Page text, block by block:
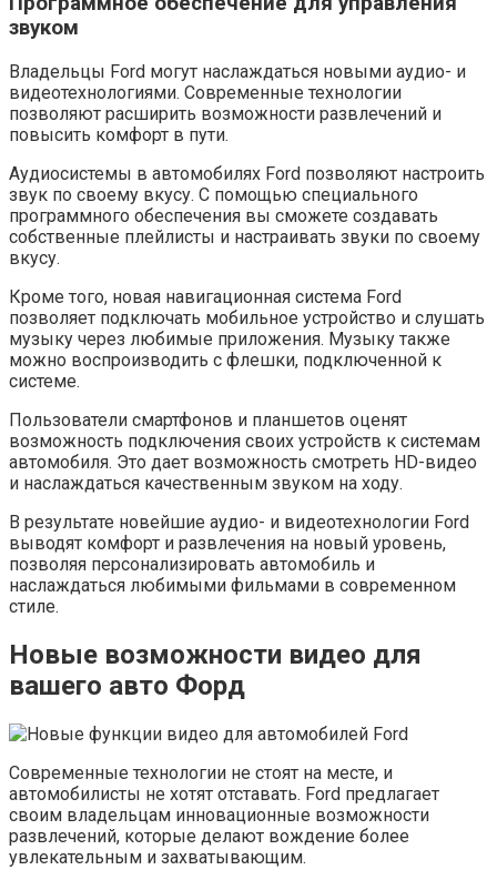
звуком
Владельцы Ford могут наслаждаться новыми аудио- и
видеотехнологиями. Современные технологии
позволяют расширить возможности развлечений и
повысить комфорт в пути.
Аудиосистемы в автомобилях Ford позволяют настроить
звук по своему вкусу. С помощью специального
программного обеспечения вы сможете создавать
собственные плейлисты и настраивать звуки по своему
вкусу.
Кроме того, новая навигационная система Ford
позволяет подключать мобильное устройство и слушать
музыку через любимые приложения. Музыку также
можно воспроизводить с флешки, подключенной к
системе.
Пользователи смартфонов и планшетов оценят
возможность подключения своих устройств к системам
автомобиля. Это дает возможность смотреть HD-видео
и наслаждаться качественным звуком на ходу.
В результате новейшие аудио- и видеотехнологии Ford
выводят комфорт и развлечения на новый уровень,
позволяя персонализировать автомобиль и
наслаждаться любимыми фильмами в современном
стиле.
Новые возможности видео для
вашего авто Форд
Современные технологии не стоят на месте, и
автомобилисты не хотят отставать. Ford предлагает
своим владельцам инновационные возможности
развлечений, которые делают вождение более
увлекательным и захватывающим.